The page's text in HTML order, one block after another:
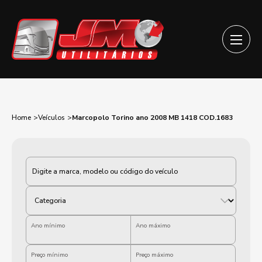
Home Veículos Marcopolo Torino ano 2008 MB 1418 COD.1683
Categoria
Ano mínimo Ano máximo
Preço mínimo Preço máximo